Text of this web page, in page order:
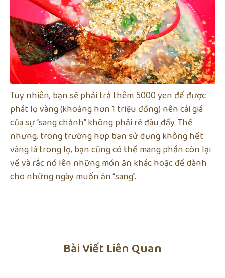
Tuy nhiên, bạn sẽ phải trả thêm 5000 yen để được
phát lọ vàng (khoảng hơn 1 triệu đồng) nên cái giá
của sự “sang chảnh” không phải rẻ đâu đấy. Thế
nhưng, trong trường hợp bạn sử dụng không hết
vàng lá trong lọ, bạn cũng có thể mang phần còn lại
về và rắc nó lên những món ăn khác hoặc để dành
cho những ngày muốn ăn “sang”.
Bài Viết Liên Quan